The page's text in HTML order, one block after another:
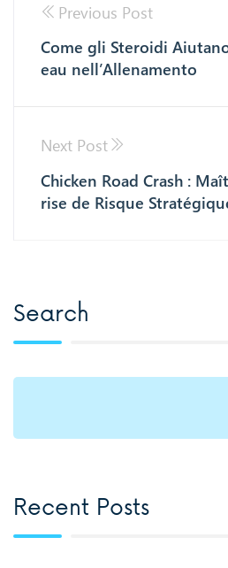
Previous Post
Come gli Steroidi
eau nell’Allenamento
Next Post
Chicken Road Crash :
rise de Risque
Search
Recent Posts